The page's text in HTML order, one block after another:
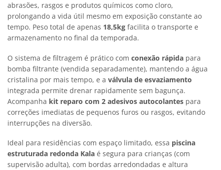
abrasões, rasgos e produtos químicos como cloro,
prolongando a vida útil mesmo em exposição constante ao
tempo. Peso total de apenas 18,5kg facilita o transporte e
armazenamento no final da temporada.
O sistema de filtragem é prático com conexão rápida para
bomba filtrante (vendida separadamente), mantendo a água
cristalina por mais tempo, e a válvula de esvaziamento
integrada permite drenar rapidamente sem bagunça.
Acompanha kit reparo com 2 adesivos autocolantes para
correções imediatas de pequenos furos ou rasgos, evitando
interrupções na diversão.
Ideal para residências com espaço limitado, essa piscina
estruturada redonda Kala é segura para crianças (com
supervisão adulta), com bordas arredondadas e altura